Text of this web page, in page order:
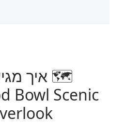
🗺️ איך
Bowl Scenic